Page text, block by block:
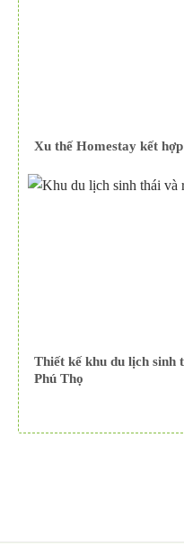
Xu thế Homestay kết
Thiết kế khu du lịch sinh
Phú Thọ